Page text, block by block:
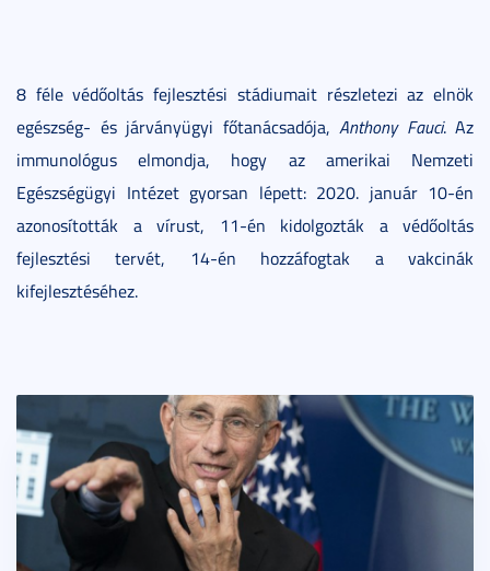
8 féle védőoltás fejlesztési stádiumait részletezi az elnök
egészség- és járványügyi főtanácsadója, Anthony Fauci. Az
immunológus elmondja, hogy az amerikai Nemzeti
Egészségügyi Intézet gyorsan lépett: 2020. január 10-én
azonosították a vírust, 11-én kidolgozták a védőoltás
fejlesztési tervét, 14-én hozzáfogtak a vakcinák
kifejlesztéséhez.